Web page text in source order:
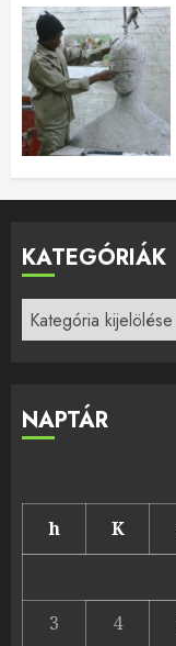
KATEGÓRIÁK
Kategóriák
NAPTÁR
h K
3
4